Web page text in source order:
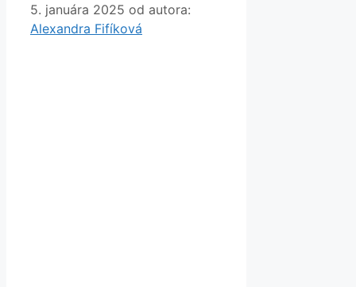
5. januára 2025 od autora:
Alexandra Fifíková